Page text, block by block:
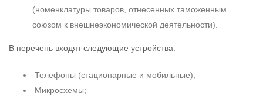
(номенклатуры товаров, отнесенных таможенным
союзом к внешнеэкономической деятельности).
В перечень входят следующие устройства:
Телефоны (стационарные и мобильные);
Микросхемы;